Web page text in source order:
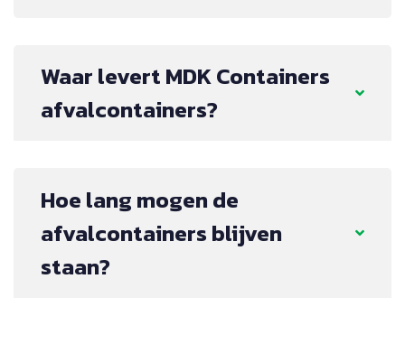
Waar levert MDK Containers
afvalcontainers?
Hoe lang mogen de
afvalcontainers blijven
staan?